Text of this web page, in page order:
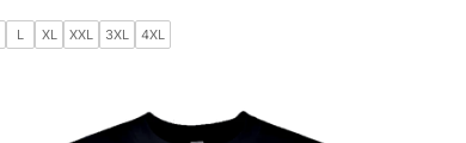
L XL XXL 3XL 4XL